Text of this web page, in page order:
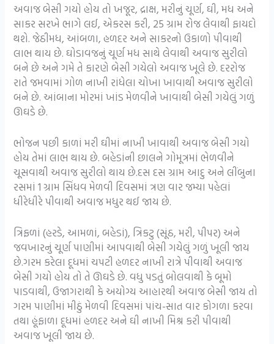
અવાજ બેસી ગયો હોય તો ખજૂર, દ્રાક્ષ, મરીનું ચૂર્ણ, ઘી, મધ અને
સાકર સરખે ભાગે લઈ, એકરસ કરી, 25 ગ્રામ રોજ લેવાથી ફાયદો
થશે. જેઠીમધ, આંબળા, હળદર અને સાકરનો ઉકાળો પીવાથી
લાભ થાય છે. ઘોડાવજનું ચૂર્ણ મધ સાથે લેવાથી અવાજ સુરીલો
બને છે અને ગમે તે કારણે બેસી ગયેલો અવાજ ખૂલે છે. દરરોજ
રાતે જમવામાં ગોળ નાખી રાંધેલા ચોખા ખાવાથી અવાજ સુરીલો
બને છે. આંબાના મોરમાં ખાંડ મેળવીને ખાવાથી બેસી ગયેલું ગળું
ઊઘડે છે.
ભોજન પછી કાળાં મરી ઘીમાં નાખી ખાવાથી અવાજ બેસી ગયો
હોય તેમાં લાભ થાય છે. બહેડાંની છાલને ગોમૂત્રમાં ભેળવીને
ચૂસવાથી અવાજ સુરીલો થાય છે.દસ દસ ગ્રામ આદુ અને લીંબુના
રસમાં 1 ગ્રામ સિંધવ મેળવી દિવસમાં ત્રણ વાર જમ્યા પહેલાં
ધીરેધીરે પીવાથી અવાજ મધુર થઈ જાય છે.
ત્રિફળાં (હરડે, આમળાં, બહેડાં), ત્રિકટુ (સૂંઠ, મરી, પીપર) અને
જવખારનું ચૂર્ણ પાણીમાં આપવાથી બેસી ગયેલું ગળું ખૂલી જાય
છે.ગરમ કરેલા દૂધમાં ચપટી હળદર નાખી રાત્રે પીવાથી અવાજ
બેસી ગયો હોય તો તે ઊઘડે છે. વધુ પડતું બોલવાથી કે બૂમો
પાડવાથી, ઉજાગરાથી કે અયોગ્ય આહારથી અવાજ બેસી જાય તો
ગરમ પાણીમાં મીઠું મેળવી દિવસમાં પાંચ-સાત વાર કોગળા કરવા
તથા હૂંફાળા દૂધમાં હળદર અને ઘી નાખી મિશ્ર કરી પીવાથી
અવાજ ખૂલી જાય છે.